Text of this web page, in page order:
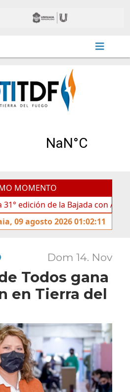
MOMENTO
de la Bajada con Antorchas
09 agosto 2026 01:02:11
Dom 14. Nov
Todos gana
en Tierra del